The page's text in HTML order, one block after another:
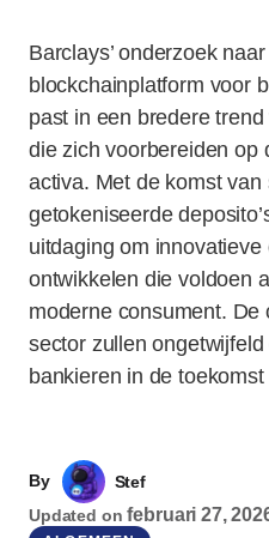
Barclays’ onderzoek
blockchainplatform voor
past in een bredere
die zich voorbereiden op
activa. Met de komst van
getokeniseerde
uitdaging om innovatieve
ontwikkelen die voldoen
moderne consument. De
sector zullen
bankieren in de
By
Stef
Updated on februari 27,